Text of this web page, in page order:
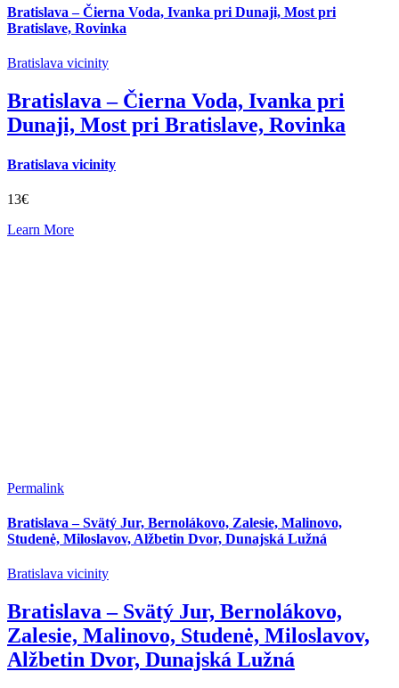
Bratislava – Čierna Voda, Ivanka pri Dunaji, Most pri
Bratislave, Rovinka
Bratislava vicinity
Bratislava – Čierna Voda, Ivanka pri
Dunaji, Most pri Bratislave, Rovinka
Bratislava vicinity
13€
Learn More
Permalink
Bratislava – Svätý Jur, Bernolákovo, Zalesie, Malinovo,
Studenė, Miloslavov, Alžbetin Dvor, Dunajská Lužná
Bratislava vicinity
Bratislava – Svätý Jur, Bernolákovo,
Zalesie, Malinovo, Studenė, Miloslavov,
Alžbetin Dvor, Dunajská Lužná